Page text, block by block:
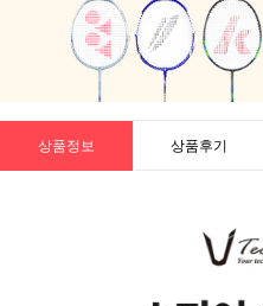
상품정보 상품후기